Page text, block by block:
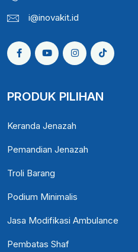
i@inovakit.id
PRODUK PILIHAN
Keranda Jenazah
Pemandian Jenazah
Troli Barang
Podium Minimalis
Jasa Modifikasi Ambulance
Pembatas Shaf